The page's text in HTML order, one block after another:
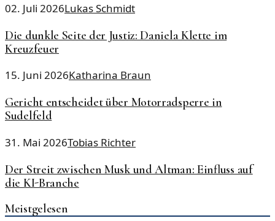
02. Juli 2026Lukas Schmidt
Die dunkle Seite der Justiz: Daniela Klette im
Kreuzfeuer
15. Juni 2026Katharina Braun
Gericht entscheidet über Motorradsperre in
Sudelfeld
31. Mai 2026Tobias Richter
Der Streit zwischen Musk und Altman: Einfluss auf
die KI-Branche
Meistgelesen